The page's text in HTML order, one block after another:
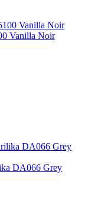
Vanilla Noir
DA066 Grey